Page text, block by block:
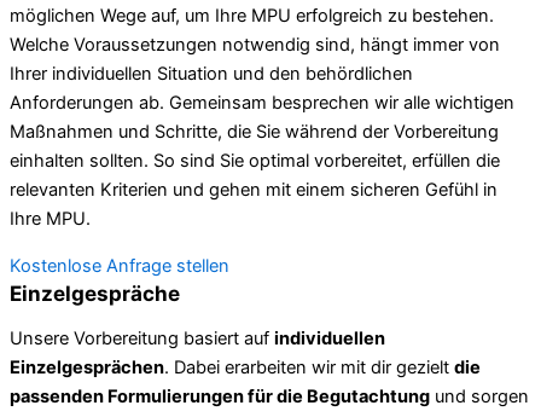
möglichen Wege auf, um Ihre MPU erfolgreich zu bestehen.
Welche Voraussetzungen notwendig sind, hängt immer von
Ihrer individuellen Situation und den behördlichen
Anforderungen ab. Gemeinsam besprechen wir alle wichtigen
Maßnahmen und Schritte, die Sie während der Vorbereitung
einhalten sollten. So sind Sie optimal vorbereitet, erfüllen die
relevanten Kriterien und gehen mit einem sicheren Gefühl in
Ihre MPU.
Kostenlose Anfrage stellen
Einzelgespräche
Unsere Vorbereitung basiert auf individuellen
Einzelgesprächen. Dabei erarbeiten wir mit dir gezielt die
passenden Formulierungen für die Begutachtung und sorgen